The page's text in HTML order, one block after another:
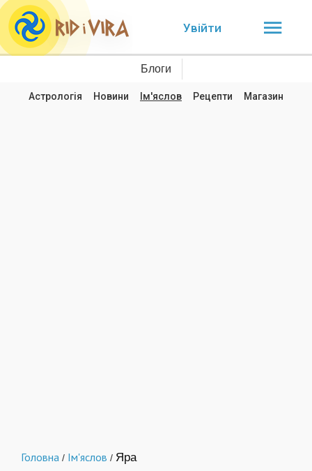
Увійти
Блоги
Астрологія Новини Ім'яслов Рецепти Магазин
Головна / Ім'яслов / Яра